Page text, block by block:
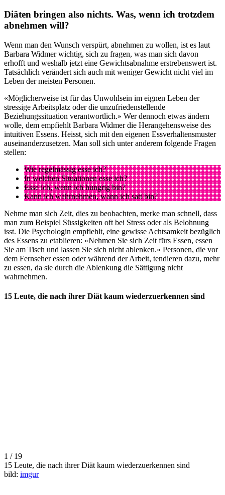
Diäten bringen also nichts. Was, wenn ich trotzdem
abnehmen will?
Wenn man den Wunsch verspürt, abnehmen zu wollen, ist es laut
Barbara Widmer wichtig, sich zu fragen, was man sich davon
erhofft und weshalb jetzt eine Gewichtsabnahme erstrebenswert ist.
Tatsächlich verändert sich auch mit weniger Gewicht nicht viel im
Leben der meisten Personen.
«Möglicherweise ist für das Unwohlsein im eignen Leben der
stressige Arbeitsplatz oder die unzufriedenstellende
Beziehungssituation verantwortlich.» Wer dennoch etwas ändern
wolle, dem empfiehlt Barbara Widmer die Herangehensweise des
intuitiven Essens. Heisst, sich mit den eigenen Essverhaltensmuster
auseinanderzusetzen. Man soll sich unter anderem folgende Fragen
stellen:
Wie regelmässig esse ich?
In welchen Situationen esse ich?
Esse ich, wenn ich hungrig bin?
Kann ich wahrnehmen, wann ich satt bin?
Nehme man sich Zeit, dies zu beobachten, merke man schnell, dass
man zum Beispiel Süssigkeiten oft bei Stress oder als Belohnung
isst. Die Psychologin empfiehlt, eine gewisse Achtsamkeit bezüglich
des Essens zu etablieren: «Nehmen Sie sich Zeit fürs Essen, essen
Sie am Tisch und lassen Sie sich nicht ablenken.» Personen, die vor
dem Fernseher essen oder während der Arbeit, tendieren dazu, mehr
zu essen, da sie durch die Ablenkung die Sättigung nicht
wahrnehmen.
15 Leute, die nach ihrer Diät kaum wiederzuerkennen sind
1 / 19
15 Leute, die nach ihrer Diät kaum wiederzuerkennen sind
bild: imgur